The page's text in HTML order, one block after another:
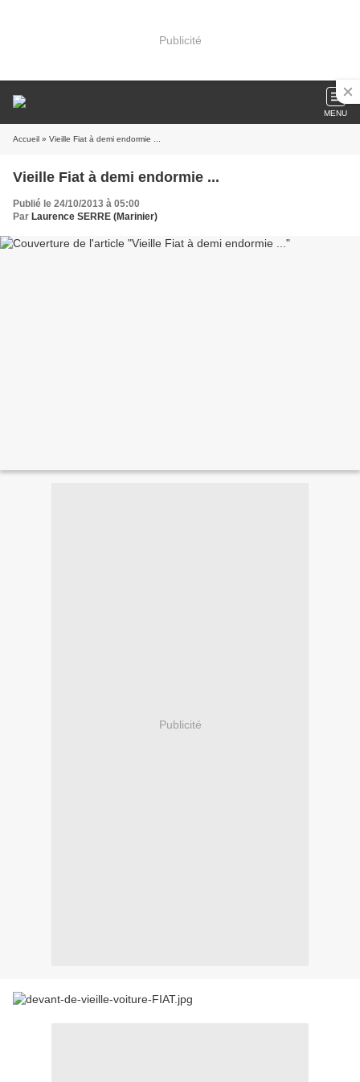
Publicité
MENU
Accueil » Vieille Fiat à demi endormie ...
Vieille Fiat à demi endormie ...
Publié le 24/10/2013 à 05:00
Par Laurence SERRE (Marinier)
Publicité